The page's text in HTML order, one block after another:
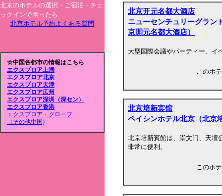
北京のホテルの選択・ご宿泊・チェ
ックインで困ったら
北京ホテル予約よくある質問
☆中国各都市の情報はこちら
エクスプロア上海
エクスプロア北京
エクスプロア天津
エクスプロア広州
エクスプロア深圳（深セン）
エクスプロア香港
エクスプロア・グローブ
（その他中国)
北京开元名都大酒店
ニューセンチュリーグラン
京開元名都大酒店）
大型国際会議やパーティー、イ
このホ
北京培新宾馆
ペイシンホテル北京（北京
北京培新賓館は、崇文门、天壇
非常に便利。
このホ